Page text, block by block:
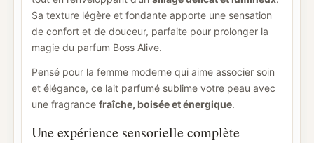
Sa texture légère et fondante apporte une sensation
de confort et de douceur, parfaite pour prolonger la
magie du parfum Boss Alive.
Pensé pour la femme moderne qui aime associer soin
et élégance, ce lait parfumé sublime votre peau avec
une fragrance fraîche, boisée et énergique.
Une expérience sensorielle complète